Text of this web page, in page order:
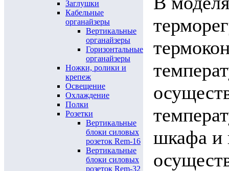
Заглушки
Кабельные
органайзеры
Вертикальные
органайзеры
Горизонтальные
органайзеры
Ножки, ролики и
крепеж
Освещение
Охлаждение
Полки
Розетки
Вертикальные
блоки силовых
розеток Rem-16
Вертикальные
блоки силовых
розеток Rem-32
шкафа и